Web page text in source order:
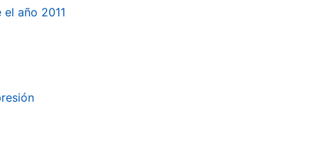
año 2011